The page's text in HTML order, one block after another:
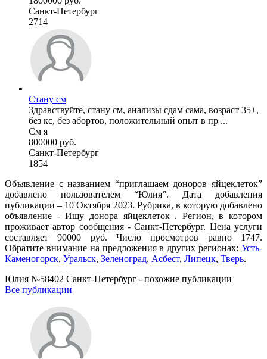
Санкт-Петербург
2714
Стану см
Здравствуйте, стану см, анализы сдам сама, возраст 35+,
без кс, без абортов, положительный опыт в пр ...
См я
800000 руб.
Санкт-Петербург
1854
Объявление с названием “приглашаем доноров яйцеклеток”
добавлено пользователем “Юлия”. Дата добавления
публикации – 10 Октября 2023. Рубрика, в которую добавлено
объявление - Ищу донора яйцеклеток . Регион, в котором
проживает автор сообщения - Санкт-Петербург. Цена услуги
составляет 90000 руб. Число просмотров равно 1747.
Обратите внимание на предложения в других регионах: Усть-
Каменогорск, Уральск, Зеленоград, Асбест, Липецк, Тверь.
Юлия №58402 Санкт-Петербург - похожие публикации
Все публикации